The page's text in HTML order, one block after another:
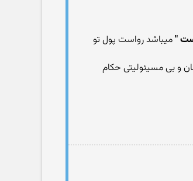
"میباشد رواست پول تو
و بی مسیئولیتی حکام